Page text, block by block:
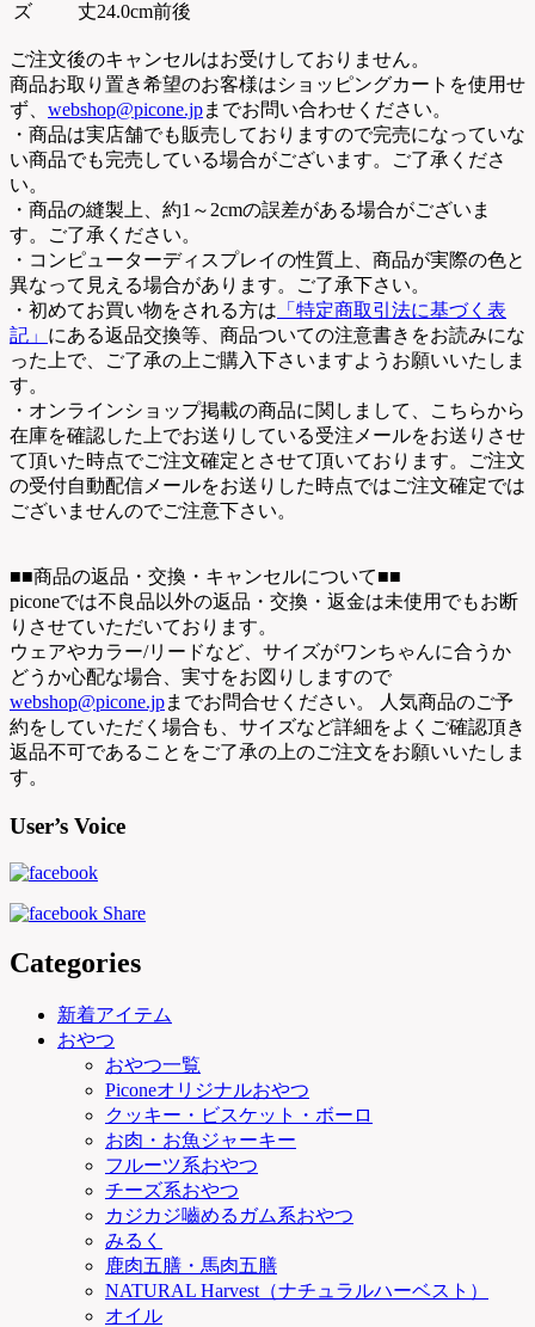
ズ
丈24.0cm前後
ご注文後のキャンセルはお受けしておりません。
商品お取り置き希望のお客様はショッピングカートを使用せ
ず、 webshop@picone.jpまでお問い合わせください。
・商品は実店舗でも販売しておりますので完売になっていな
い商品でも完売している場合がございます。ご了承くださ
い。
・商品の縫製上、約1～2cmの誤差がある場合がございま
す。ご了承ください。
・コンピューターディスプレイの性質上、商品が実際の色と
異なって見える場合があります。ご了承下さい。
・初めてお買い物をされる方は 「特定商取引法に基づく表
記」 にある返品交換等、商品ついての注意書きをお読みにな
った上で、ご了承の上ご購入下さいますようお願いいたしま
す。
・オンラインショップ掲載の商品に関しまして、こちらから
在庫を確認した上でお送りしている受注メールをお送りさせ
て頂いた時点でご注文確定とさせて頂いております。ご注文
の受付自動配信メールをお送りした時点ではご注文確定では
ございませんのでご注意下さい。
■■商品の返品・交換・キャンセルについて■■
piconeでは不良品以外の返品・交換・返金は未使用でもお断
りさせていただいております。
ウェアやカラー/リードなど、サイズがワンちゃんに合うか
どうか心配な場合、実寸をお図りしますので
webshop@picone.jpまでお問合せください。 人気商品のご予
約をしていただく場合も、サイズなど詳細をよくご確認頂き
返品不可であることをご了承の上のご注文をお願いいたしま
す。
User’s Voice
Categories
新着アイテム
おやつ
おやつ一覧
Piconeオリジナルおやつ
クッキー・ビスケット・ボーロ
お肉・お魚ジャーキー
フルーツ系おやつ
チーズ系おやつ
カジカジ嚙めるガム系おやつ
みるく
鹿肉五膳・馬肉五膳
NATURAL Harvest（ナチュラルハーベスト）
オイル